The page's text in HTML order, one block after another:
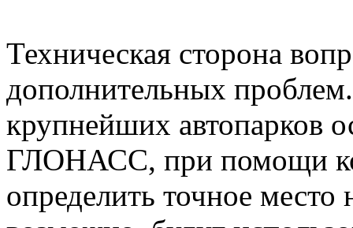
Техническая сторона
дополнительных
крупнейших автопарков
ГЛОНАСС, при помощи
определить точное место